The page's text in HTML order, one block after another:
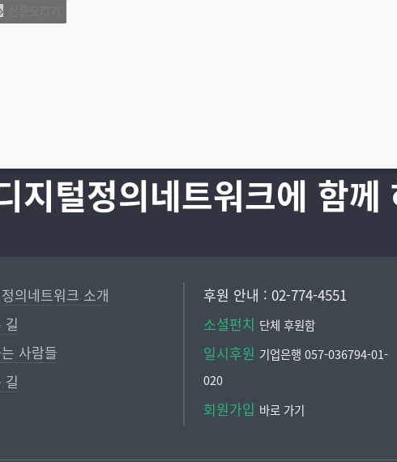
지털정의네트워크에 함께
의네트워크 소개
길
사람들
길
후원 안내 : 02-774-4551
소셜펀치 단체 후원함
일시후원 기업은행 057-036794-01-
020
회원가입 바로 가기